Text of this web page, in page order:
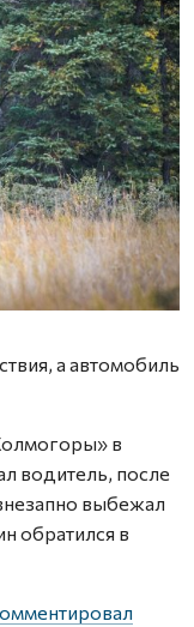
а автомобиль
в
водитель, после
выбежал
обратился в